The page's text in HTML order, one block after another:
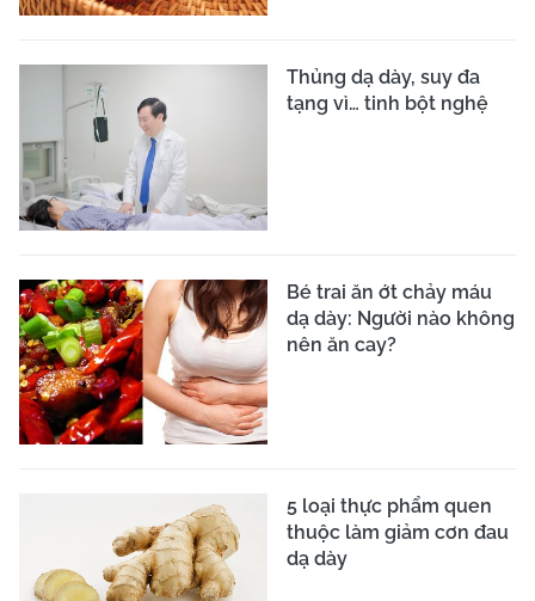
Thủng dạ dày, suy đa
tạng vì… tinh bột nghệ
Bé trai ăn ớt chảy máu
dạ dày: Người nào không
nên ăn cay?
5 loại thực phẩm quen
thuộc làm giảm cơn đau
dạ dày